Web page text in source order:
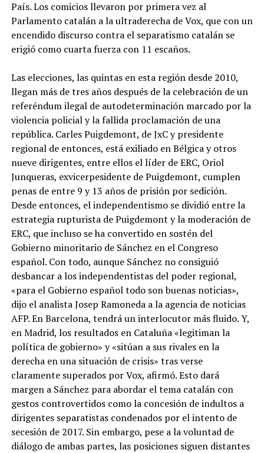
País. Los comicios llevaron por primera vez al
Parlamento catalán a la ultraderecha de Vox, que con un
encendido discurso contra el separatismo catalán se
erigió como cuarta fuerza con 11 escaños.
Las elecciones, las quintas en esta región desde 2010,
llegan más de tres años después de la celebración de un
referéndum ilegal de autodeterminación marcado por la
violencia policial y la fallida proclamación de una
república. Carles Puigdemont, de JxC y presidente
regional de entonces, está exiliado en Bélgica y otros
nueve dirigentes, entre ellos el líder de ERC, Oriol
Junqueras, exvicerpesidente de Puigdemont, cumplen
penas de entre 9 y 13 años de prisión por sedición.
Desde entonces, el independentismo se dividió entre la
estrategia rupturista de Puigdemont y la moderación de
ERC, que incluso se ha convertido en sostén del
Gobierno minoritario de Sánchez en el Congreso
español. Con todo, aunque Sánchez no consiguió
desbancar a los independentistas del poder regional,
«para el Gobierno español todo son buenas noticias»,
dijo el analista Josep Ramoneda a la agencia de noticias
AFP. En Barcelona, tendrá un interlocutor más fluido. Y,
en Madrid, los resultados en Cataluña «legitiman la
política de gobierno» y «sitúan a sus rivales en la
derecha en una situación de crisis» tras verse
claramente superados por Vox, afirmó. Esto dará
margen a Sánchez para abordar el tema catalán con
gestos controvertidos como la concesión de indultos a
dirigentes separatistas condenados por el intento de
secesión de 2017. Sin embargo, pese a la voluntad de
diálogo de ambas partes, las posiciones siguen distantes